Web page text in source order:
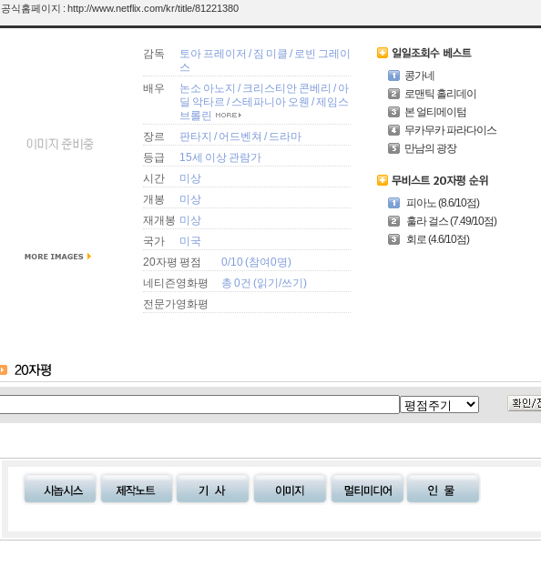
공식홈페이지 : http://www.netflix.com/kr/title/81221380
감독 토아 프레이저 /짐 미클 /로빈 그레이
스
배우
논소 아노지 /크리스티안 콘베리 /아
딜 악타르 /스테파니아 오웬 /제임스
브롤린
장르
판타지 /어드벤쳐 /드라마
등급
15세 이상 관람가
시간
미상
개봉
미상
재개봉 미상
국가
미국
20자평 평점
0/10 (참여0명)
네티즌영화평
총 0건 (읽기 /쓰기 )
전문가영화평
콩가네
로맨틱 홀리데이
본 얼티메이텀
무카무카 파라다이스
만남의 광장
피아노 (8.6/10점)
훌라 걸스 (7.49/10점)
회로 (4.6/10점)